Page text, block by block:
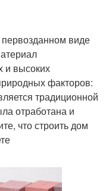
виде
и высоких
факторов:
традиционной
отработана и
что строить дом